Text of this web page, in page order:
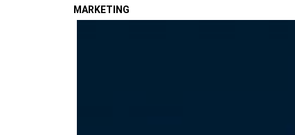
MARKETING